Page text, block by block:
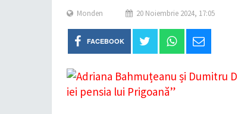
Monden 20 Noiembrie 2024, 17:05
FACEBOOK